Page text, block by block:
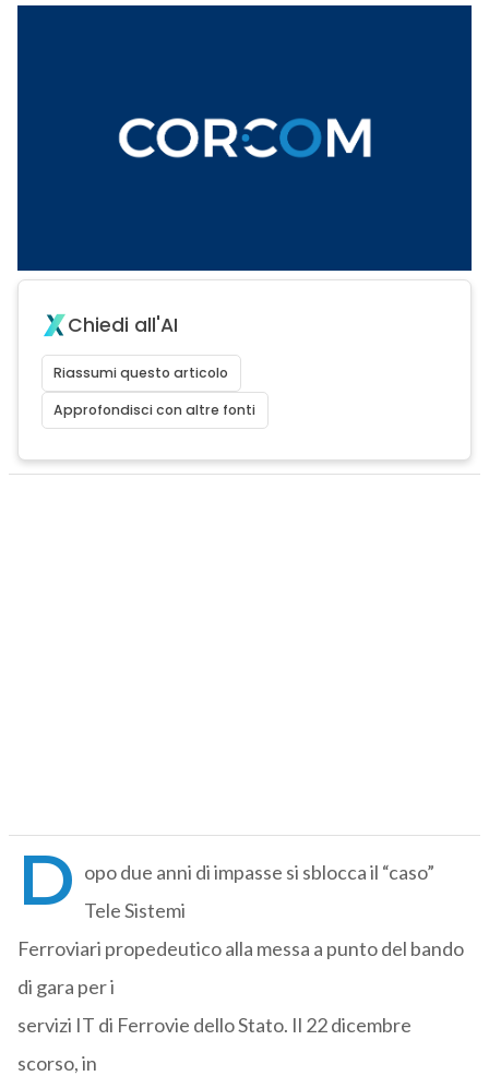
Chiedi all'AI
Riassumi questo articolo
Approfondisci con altre fonti
D opo due anni di impasse si sblocca il “caso”
Tele Sistemi
Ferroviari propedeutico alla messa a punto del bando
di gara per i
servizi IT di Ferrovie dello Stato. Il 22 dicembre
scorso, in